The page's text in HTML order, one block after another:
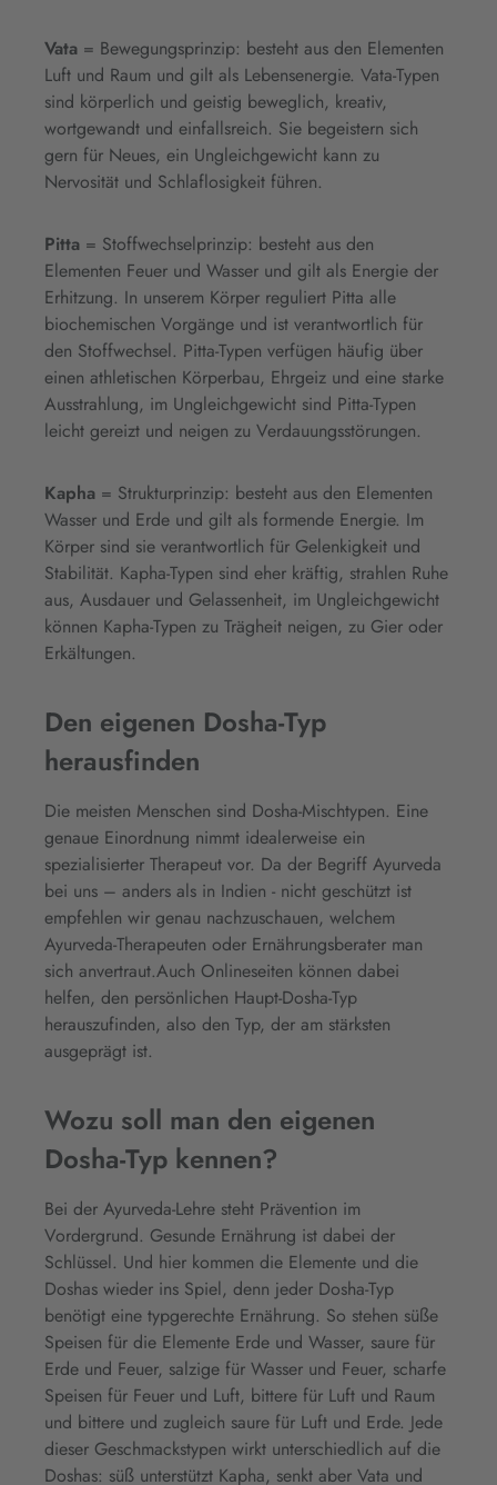
Vata = Bewegungsprinzip: besteht aus den Elementen
Luft und Raum und gilt als Lebensenergie. Vata-Typen
sind körperlich und geistig beweglich, kreativ,
wortgewandt und einfallsreich. Sie begeistern sich
gern für Neues, ein Ungleichgewicht kann zu
Nervosität und Schlaflosigkeit führen.
Pitta = Stoffwechselprinzip: besteht aus den
Elementen Feuer und Wasser und gilt als Energie der
Erhitzung. In unserem Körper reguliert Pitta alle
biochemischen Vorgänge und ist verantwortlich für
den Stoffwechsel. Pitta-Typen verfügen häufig über
einen athletischen Körperbau, Ehrgeiz und eine starke
Ausstrahlung, im Ungleichgewicht sind Pitta-Typen
leicht gereizt und neigen zu Verdauungsstörungen.
Kapha = Strukturprinzip: besteht aus den Elementen
Wasser und Erde und gilt als formende Energie. Im
Körper sind sie verantwortlich für Gelenkigkeit und
Stabilität. Kapha-Typen sind eher kräftig, strahlen Ruhe
aus, Ausdauer und Gelassenheit, im Ungleichgewicht
können Kapha-Typen zu Trägheit neigen, zu Gier oder
Erkältungen.
Den eigenen Dosha-Typ
herausfinden
Die meisten Menschen sind Dosha-Mischtypen. Eine
genaue Einordnung nimmt idealerweise ein
spezialisierter Therapeut vor. Da der Begriff Ayurveda
bei uns – anders als in Indien - nicht geschützt ist
empfehlen wir genau nachzuschauen, welchem
Ayurveda-Therapeuten oder Ernährungsberater man
sich anvertraut.Auch Onlineseiten können dabei
helfen, den persönlichen Haupt-Dosha-Typ
herauszufinden, also den Typ, der am stärksten
ausgeprägt ist.
Wozu soll man den eigenen
Dosha-Typ kennen?
Bei der Ayurveda-Lehre steht Prävention im
Vordergrund. Gesunde Ernährung ist dabei der
Schlüssel. Und hier kommen die Elemente und die
Doshas wieder ins Spiel, denn jeder Dosha-Typ
benötigt eine typgerechte Ernährung. So stehen süße
Speisen für die Elemente Erde und Wasser, saure für
Erde und Feuer, salzige für Wasser und Feuer, scharfe
Speisen für Feuer und Luft, bittere für Luft und Raum
und bittere und zugleich saure für Luft und Erde. Jede
dieser Geschmackstypen wirkt unterschiedlich auf die
Doshas: süß unterstützt Kapha, senkt aber Vata und